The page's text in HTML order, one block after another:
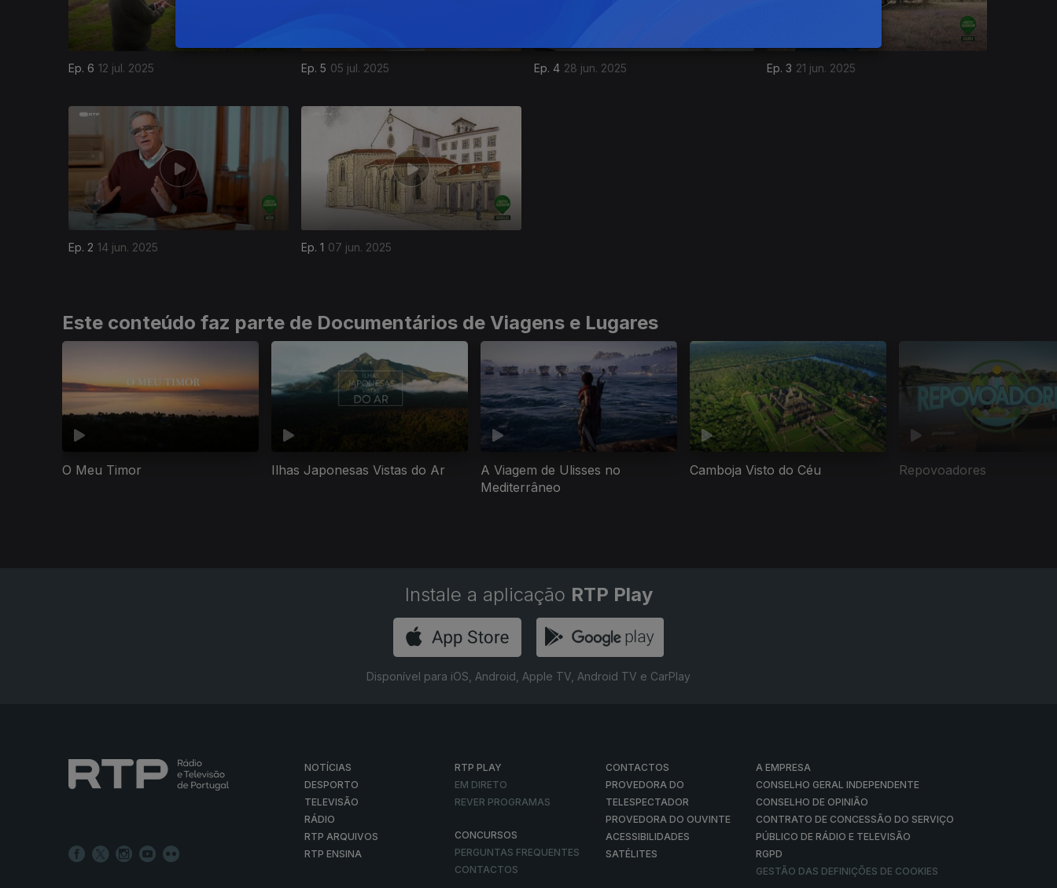
Ep. 6 12 jul. 2025 Ep. 5 05 jul. 2025 Ep. 4 28 jun. 2025 Ep. 3 21 jun. 2025
Ep. 2 14 jun. 2025 Ep. 1 07 jun. 2025
855796
Este conteúdo faz parte de Documentários de Viagens e Lugares
O Meu Timor Ilhas Japonesas Vistas do Ar
A Viagem de Ulisses no
Mediterrâneo
Camboja Visto do Céu Repovoadores
Instale a aplicação RTP Play
Disponível para iOS, Android, Apple TV, Android TV e CarPlay
NOTÍCIAS
DESPORTO
TELEVISÃO
RÁDIO
RTP ARQUIVOS
RTP ENSINA
RTP PLAY
EM DIRETO
REVER PROGRAMAS
CONCURSOS
PERGUNTAS FREQUENTES
CONTACTOS
CONTACTOS
PROVEDORA DO
TELESPECTADOR
PROVEDORA DO OUVINTE
ACESSIBILIDADES
SATÉLITES
A EMPRESA
CONSELHO GERAL INDEPENDENTE
CONSELHO DE OPINIÃO
CONTRATO DE CONCESSÃO DO SERVIÇO
PÚBLICO DE RÁDIO E TELEVISÃO
RGPD
GESTÃO DAS DEFINIÇÕES DE COOKIES